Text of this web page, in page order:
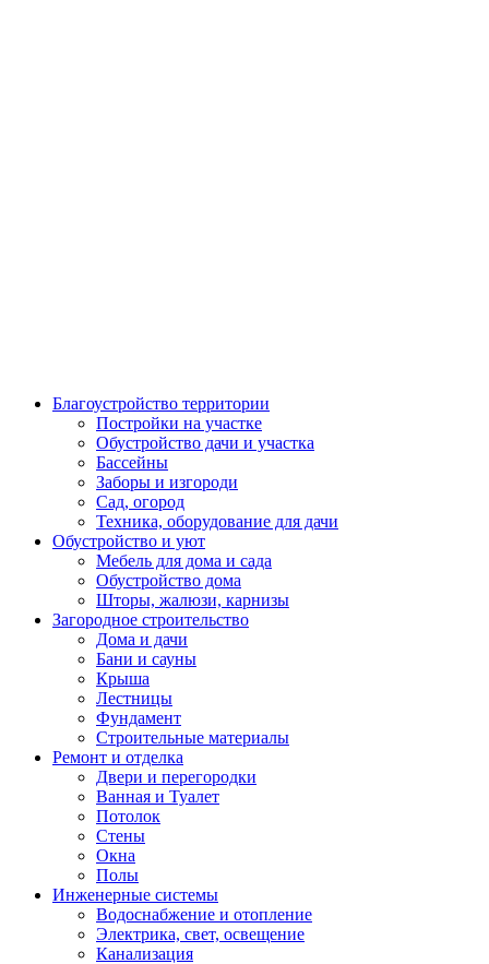
Благоустройство территории
Постройки на участке
Обустройство дачи и участка
Бассейны
Заборы и изгороди
Сад, огород
Техника, оборудование для дачи
Обустройство и уют
Мебель для дома и сада
Обустройство дома
Шторы, жалюзи, карнизы
Загородное строительство
Дома и дачи
Бани и сауны
Крыша
Лестницы
Фундамент
Строительные материалы
Ремонт и отделка
Двери и перегородки
Ванная и Туалет
Потолок
Стены
Окна
Полы
Инженерные системы
Водоснабжение и отопление
Электрика, свет, освещение
Канализация